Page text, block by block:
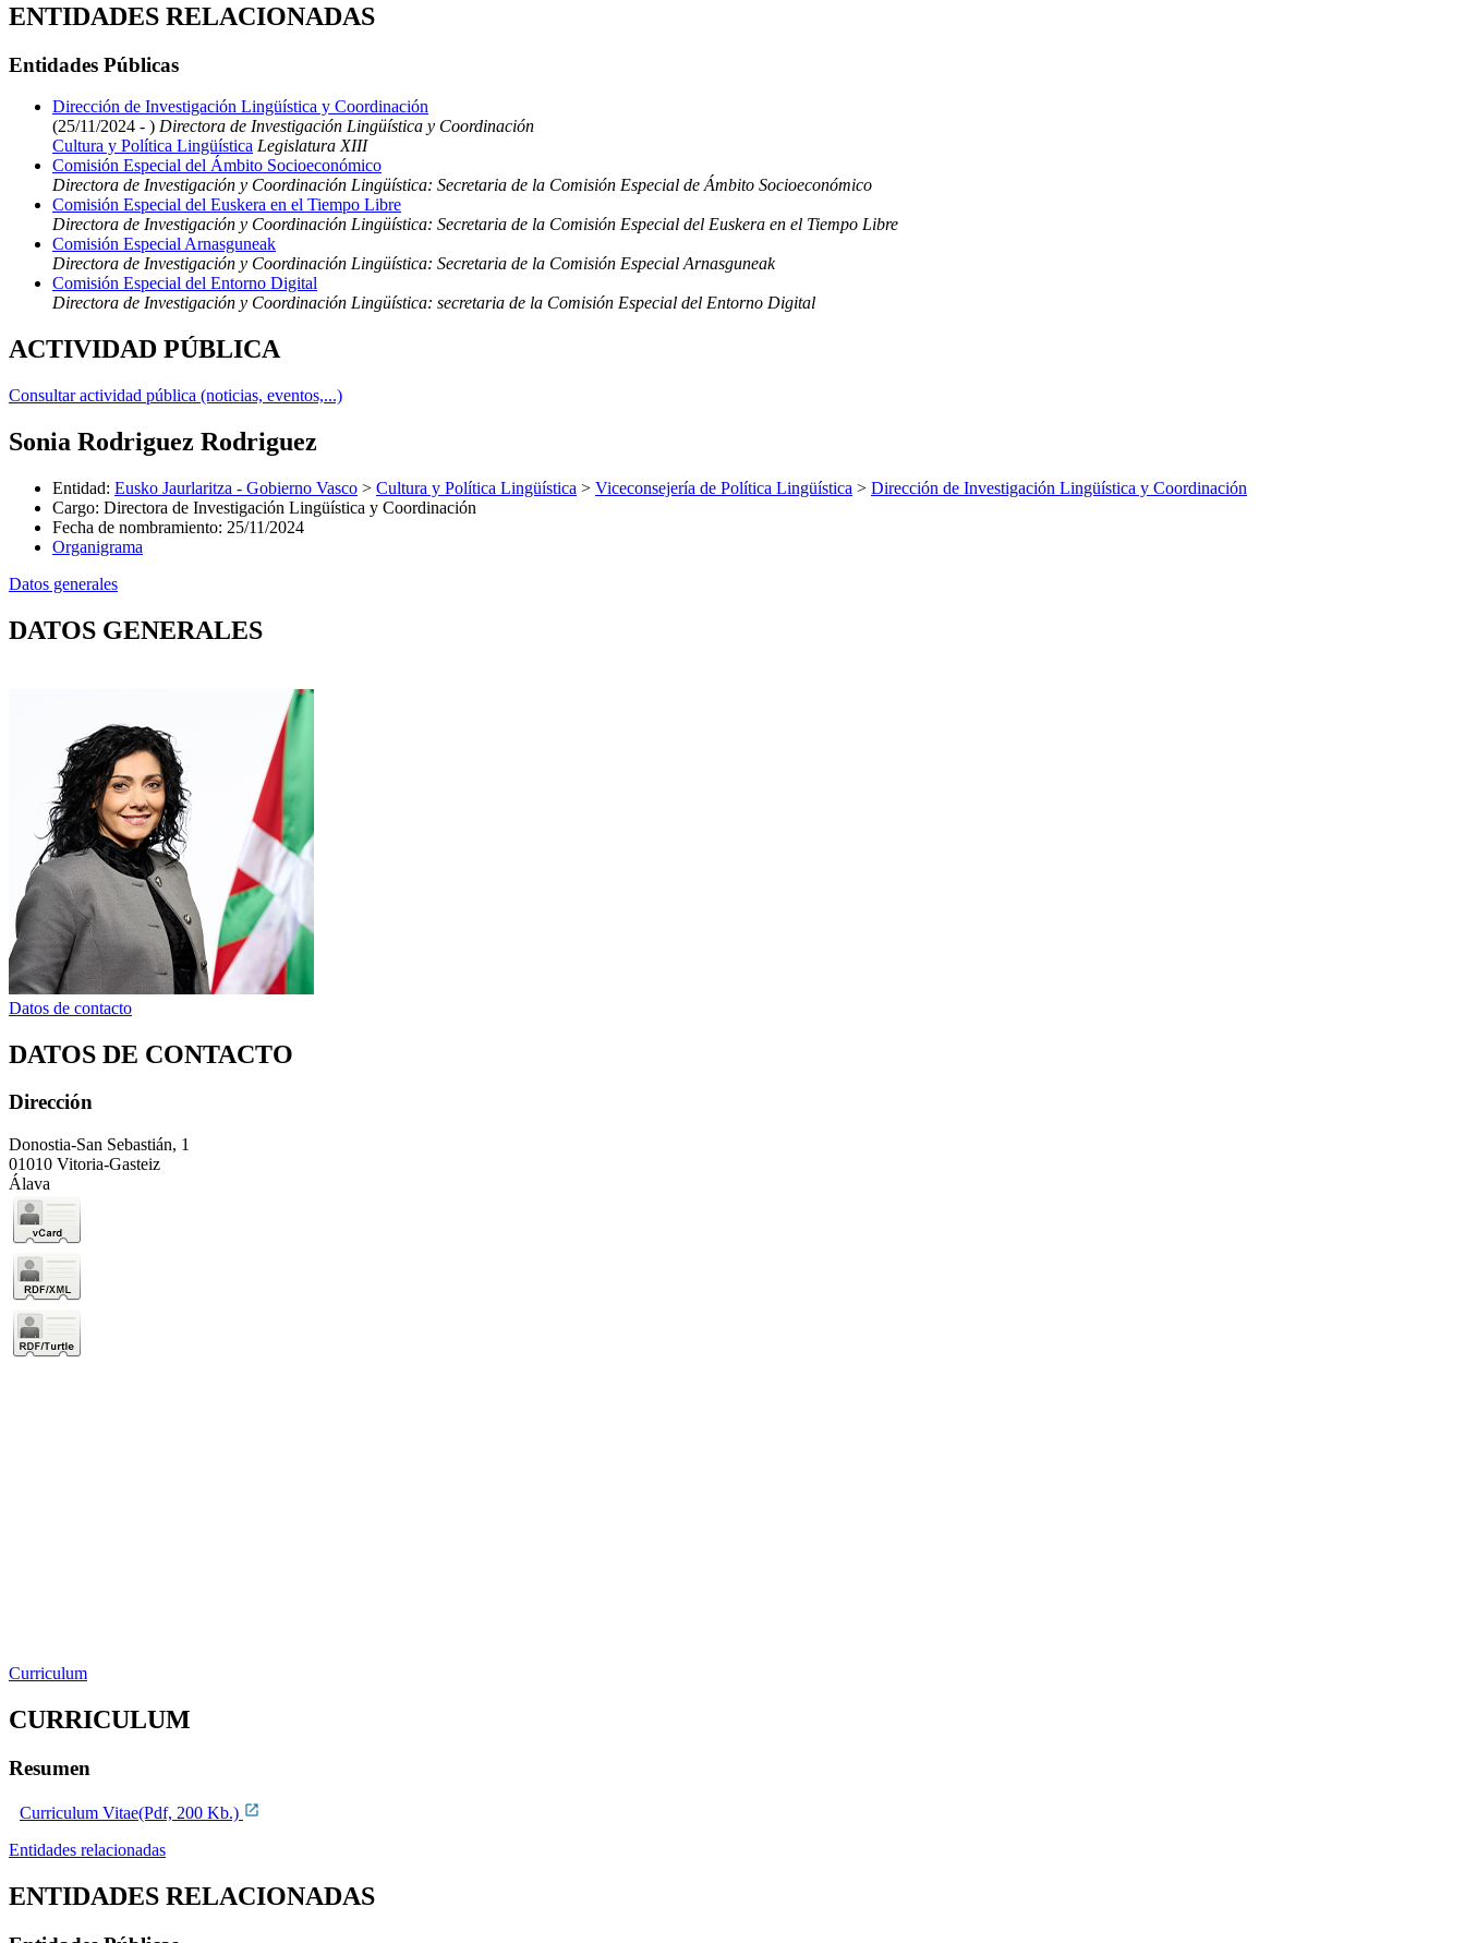
ENTIDADES RELACIONADAS
Entidades Públicas
Dirección de Investigación Lingüística y Coordinación
(25/11/2024 - ) Directora de Investigación Lingüística y Coordinación
Cultura y Política Lingüística Legislatura XIII
Comisión Especial del Ámbito Socioeconómico
Directora de Investigación y Coordinación Lingüística: Secretaria de la Comisión Especial de Ámbito Socioeconómico
Comisión Especial del Euskera en el Tiempo Libre
Directora de Investigación y Coordinación Lingüística: Secretaria de la Comisión Especial del Euskera en el Tiempo Libre
Comisión Especial Arnasguneak
Directora de Investigación y Coordinación Lingüística: Secretaria de la Comisión Especial Arnasguneak
Comisión Especial del Entorno Digital
Directora de Investigación y Coordinación Lingüística: secretaria de la Comisión Especial del Entorno Digital
ACTIVIDAD PÚBLICA
Consultar actividad pública (noticias, eventos,...)
Sonia Rodriguez Rodriguez
Entidad: Eusko Jaurlaritza - Gobierno Vasco > Cultura y Política Lingüística > Viceconsejería de Política Lingüística > Dirección de Investigación Lingüística y Coordinación
Cargo: Directora de Investigación Lingüística y Coordinación
Fecha de nombramiento: 25/11/2024
Organigrama
Datos generales
DATOS GENERALES
Datos de contacto
DATOS DE CONTACTO
Dirección
Donostia-San Sebastián, 1
01010 Vitoria-Gasteiz
Álava
Curriculum
CURRICULUM
Resumen
Curriculum Vitae(Pdf, 200 Kb.)
Entidades relacionadas
ENTIDADES RELACIONADAS